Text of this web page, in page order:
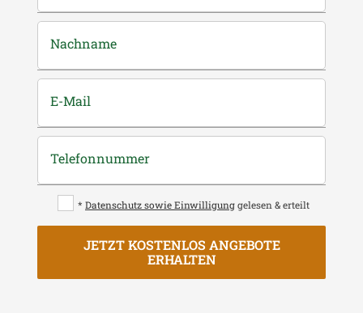
Nachname
E-Mail
Telefonnummer
* Datenschutz sowie Einwilligung gelesen & erteilt
JETZT KOSTENLOS ANGEBOTE
ERHALTEN